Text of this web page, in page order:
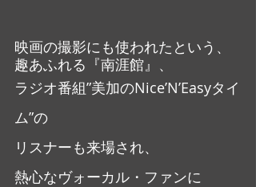
映画の撮影にも使われたという、
趣あふれる『南涯館』、
ラジオ番組”美加のNice’N’Easyタイ
ム”の
リスナーも来場され、
熱心なヴォーカル・ファンに